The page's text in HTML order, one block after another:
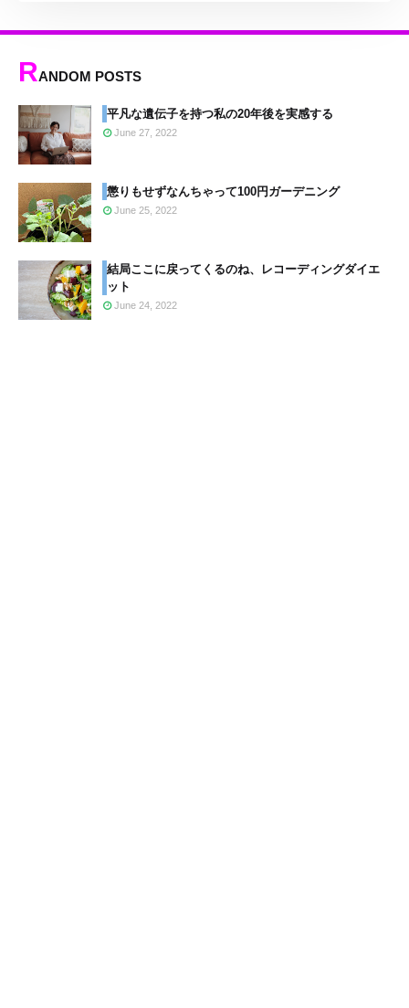
RANDOM POSTS
平凡な遺伝子を持つ私の20年後を実感する
June 27, 2022
懲りもせずなんちゃって100円ガーデニング
June 25, 2022
結局ここに戻ってくるのね、レコーディングダイエ
ット
June 24, 2022